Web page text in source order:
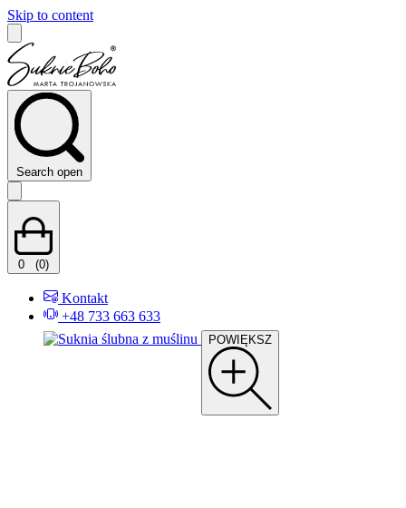
Skip to content
Search open
0 (0)
Kontakt
+48 733 663 633
POWIĘKSZ